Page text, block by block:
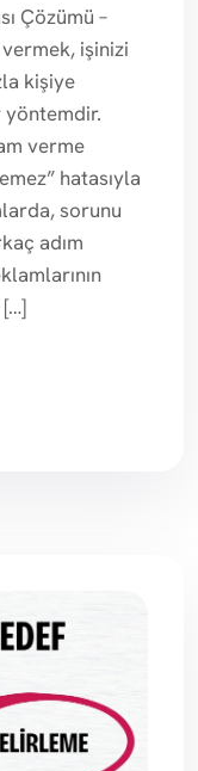
Çözümü –
işinizi
kişiye
verme
hatasıyla
sorunu
adım